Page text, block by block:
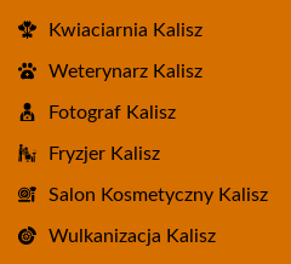
Kwiaciarnia Kalisz
Weterynarz Kalisz
Fotograf Kalisz
Fryzjer Kalisz
Salon Kosmetyczny Kalisz
Wulkanizacja Kalisz